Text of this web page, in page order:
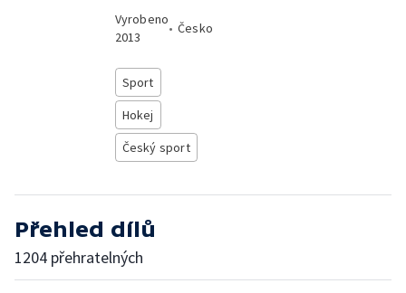
Vyrobeno
2013
• Česko
Sport
Hokej
Český sport
Přehled dílů
1204 přehratelných